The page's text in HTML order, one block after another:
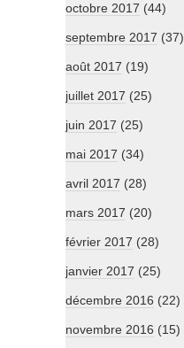
octobre 2017 (44)
septembre 2017 (37)
août 2017 (19)
juillet 2017 (25)
juin 2017 (25)
mai 2017 (34)
avril 2017 (28)
mars 2017 (20)
février 2017 (28)
janvier 2017 (25)
décembre 2016 (22)
novembre 2016 (15)